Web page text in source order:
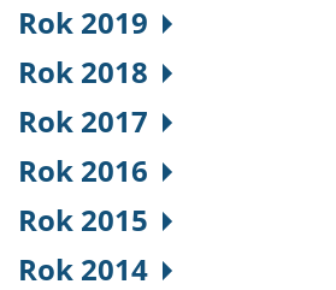
Rok 2019
Rok 2018
Rok 2017
Rok 2016
Rok 2015
Rok 2014